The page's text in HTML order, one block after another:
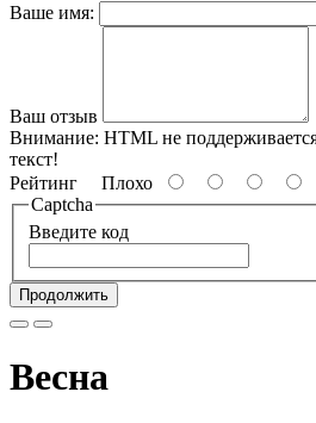
Ваше имя:
Ваш отзыв
Внимание: HTML не
текст!
Рейтинг Плохо
Captcha
Введите код
Продолжить
Весна